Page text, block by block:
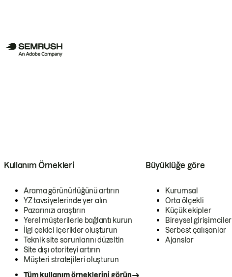
Kullanım Örnekleri
Arama görünürlüğünü artırın
YZ tavsiyelerinde yer alın
Pazarınızı araştırın
Yerel müşterilerle bağlantı kurun
İlgi çekici içerikler oluşturun
Teknik site sorunlarını düzeltin
Site dışı otoriteyi artırın
Müşteri stratejileri oluşturun
Tüm kullanım örneklerini görün
Büyüklüğe göre
Kurumsal
Orta ölçekli
Küçük ekipler
Bireysel girişimciler
Serbest çalışanlar
Ajanslar